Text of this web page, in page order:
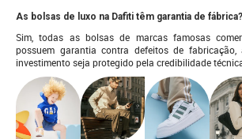
As bolsas de luxo na Dafiti têm garantia de fábrica?
Sim, todas as bolsas de marcas famosas
possuem garantia contra defeitos de fabricação,
investimento seja protegido pela credibilidade